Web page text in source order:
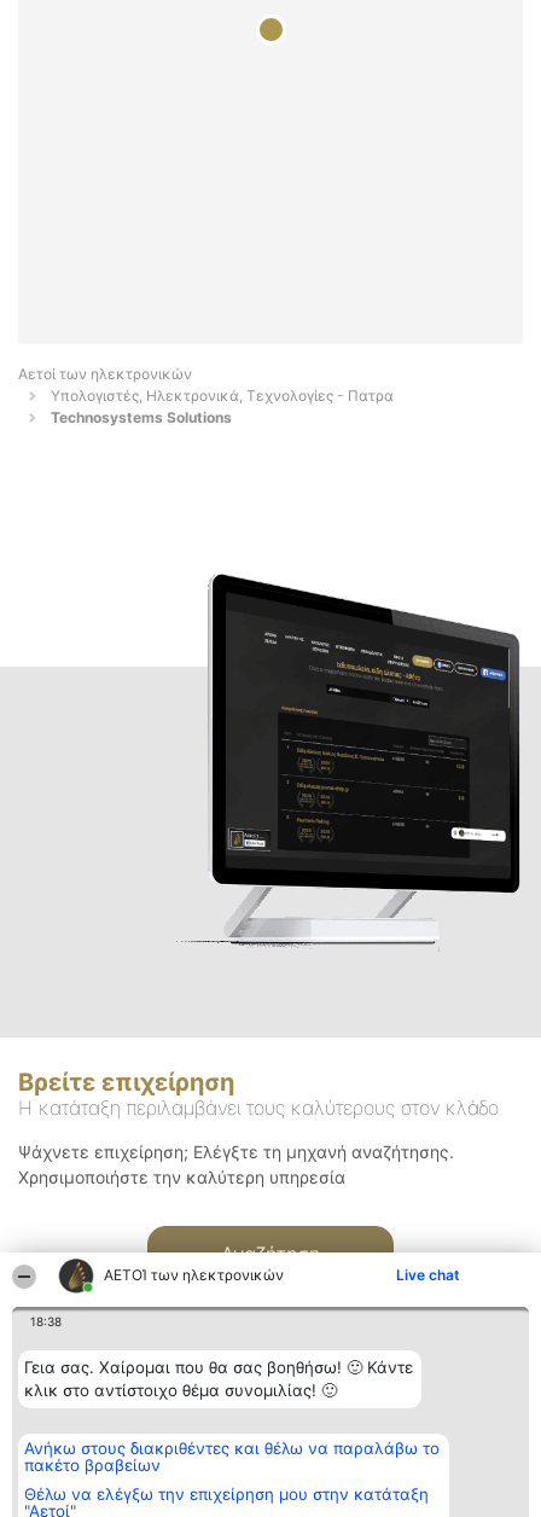
ΑΕΤΟΊ των ηλεκτρονικών Live chat
18:38
Γεια σας. Χαίρομαι που θα σας βοηθήσω! 🙂 Κάντε
κλικ στο αντίστοιχο θέμα συνομιλίας! 🙂
Ανήκω στους διακριθέντες και θέλω να παραλάβω το
πακέτο βραβείων
Θέλω να ελέγξω την επιχείρηση μου στην κατάταξη
"Αετοί"
Αετοί των ηλεκτρονικών
Υπολογιστές, Ηλεκτρονικά, Τεχνολογίες - Πατρα
Technosystems Solutions
Βρείτε επιχείρηση
Η κατάταξη περιλαμβάνει τους καλύτερους στον κλάδο
Ψάχνετε επιχείρηση; Ελέγξτε τη μηχανή αναζήτησης.
Χρησιμοποιήστε την καλύτερη υπηρεσία
Αναζήτηση
Διοργανωτής της
κατάταξης
BEAUTIFUL COMPANY
ΤΗΛ. ΕΠΙΚΟΙΝΩΝΙΑΣ:
Κατάταξη
Διακριθέντες
των
διακριθέντων
Επικοινωνία
Επικοινωνία